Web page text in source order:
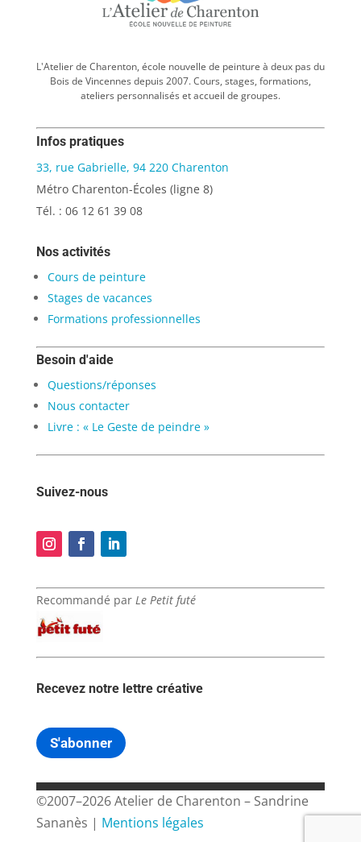
L'Atelier de Charenton, école nouvelle de peinture à deux pas du
Bois de Vincennes depuis 2007. Cours, stages, formations,
ateliers personnalisés et accueil de groupes.
Infos pratiques
33, rue Gabrielle, 94 220 Charenton
Métro Charenton-Écoles (ligne 8)
Tél. : 06 12 61 39 08
Nos activités
Cours de peinture
Stages de vacances
Formations professionnelles
Besoin d'aide
Questions/réponses
Nous contacter
Livre : « Le Geste de peindre »
Suivez-nous
Recommandé par Le Petit futé
Recevez notre lettre créative
S'abonner
©2007–2026 Atelier de Charenton – Sandrine
Sananès | Mentions légales